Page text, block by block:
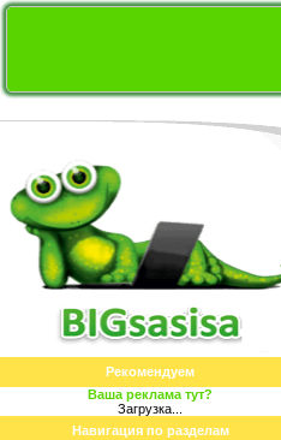
Рекомендуем
Ваша реклама тут?
Загрузка...
Навигация по разделам